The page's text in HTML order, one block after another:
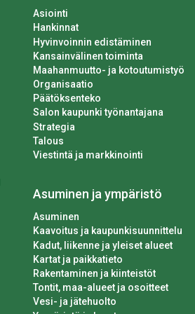
Asiointi
Hankinnat
Hyvinvoinnin edistäminen
Kansainvälinen toiminta
Maahanmuutto- ja kotoutumistyö
Organisaatio
Päätöksenteko
Salon kaupunki työnantajana
Strategia
Talous
Viestintä ja markkinointi
Asuminen ja ympäristö
Asuminen
Kaavoitus ja kaupunkisuunnittelu
Kadut, liikenne ja yleiset alueet
Kartat ja paikkatieto
Rakentaminen ja kiinteistöt
Tontit, maa-alueet ja osoitteet
Vesi- ja jätehuolto